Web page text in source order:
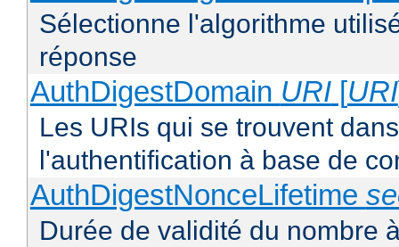
Sélectionne l'algorithme
réponse
AuthDigestDomain URI[URI
Les URIs qui se trouvent
l'authentification à base de
AuthDigestNonceLifetime
Durée de validité du nombre